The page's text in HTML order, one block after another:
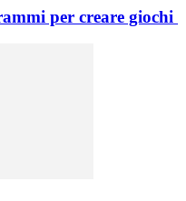
per creare giochi